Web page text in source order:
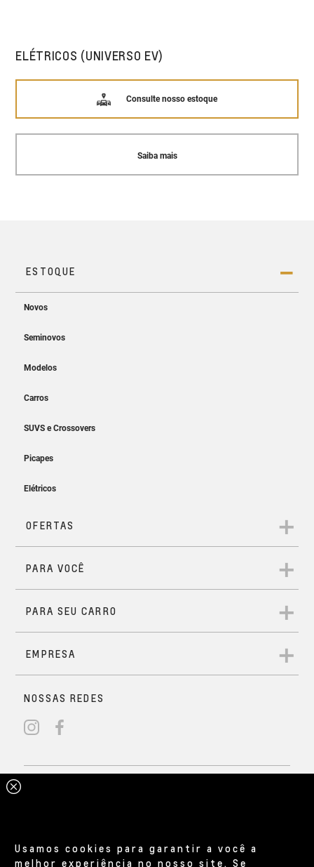
ELÉTRICOS (UNIVERSO EV)
Consulte nosso estoque
Saiba mais
Usamos cookies para garantir a você a
melhor experiência no nosso site. Se